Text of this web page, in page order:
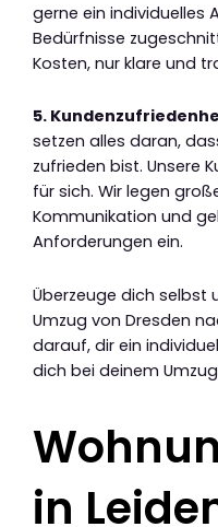
gerne ein individuelles
Bedürfnisse
Kosten, nur klare und
5.
setzen alles daran,
zufrieden bist. Unsere
für sich. Wir legen
Kommunikation und
Anforderungen ein.
Überzeuge dich selbst
Umzug von Dresden
darauf, dir ein
dich bei deinem
in